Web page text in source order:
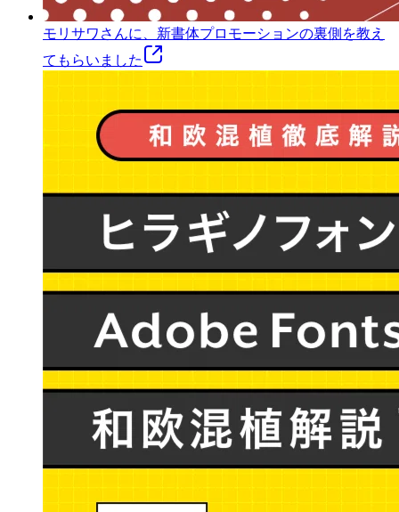
モリサワさんに、新書体プロモーションの裏側を教え
てもらいました